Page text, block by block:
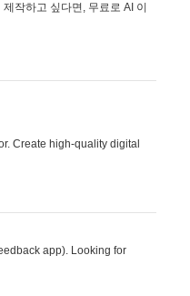
작하고 싶다면, 무료로 AI 이
Create high-quality digital
app). Looking for